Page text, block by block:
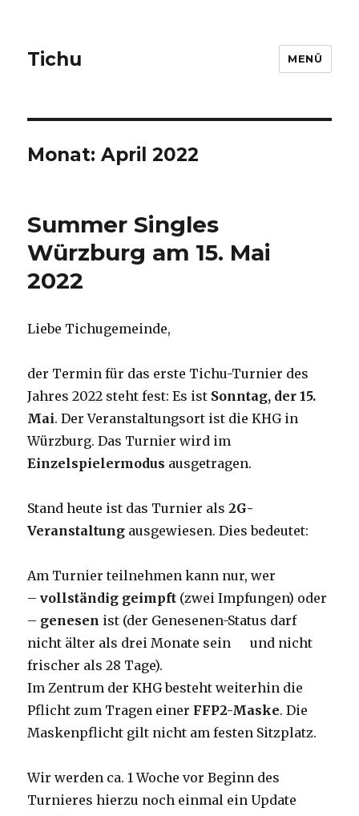
Tichu MENÜ
Monat: April 2022
Summer Singles
Würzburg am 15. Mai
2022
Liebe Tichugemeinde,
der Termin für das erste Tichu-Turnier des
Jahres 2022 steht fest: Es ist Sonntag, der 15.
Mai. Der Veranstaltungsort ist die KHG in
Würzburg. Das Turnier wird im
Einzelspielermodus ausgetragen.
Stand heute ist das Turnier als2G-
Veranstaltung ausgewiesen. Dies bedeutet:
Am Turnier teilnehmen kann nur, wer
–vollständig geimpft (zwei Impfungen) oder
– genesen ist (der Genesenen-Status darf
nicht älter als drei Monate sein und nicht
frischer als 28 Tage).
Im Zentrum der KHG besteht weiterhin die
Pflicht zum Tragen einer FFP2-Maske. Die
Maskenpflicht gilt nicht am festen Sitzplatz.
Wir werden ca. 1 Woche vor Beginn des
Turnieres hierzu noch einmal ein Update